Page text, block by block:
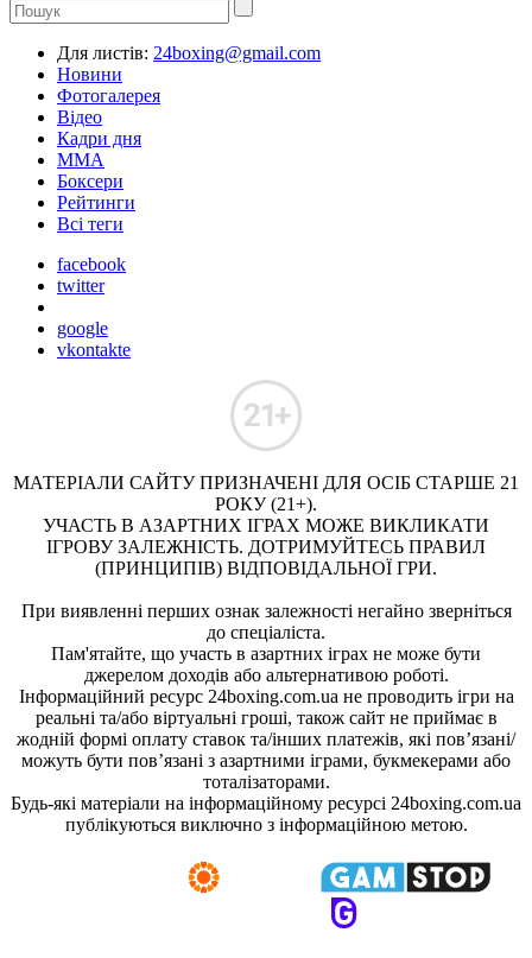
Для листів: 24boxing@gmail.com
Новини
Фотогалерея
Відео
Кадри дня
ММА
Боксери
Рейтинги
Всі теги
facebook
twitter
google
vkontakte
МАТЕРІАЛИ САЙТУ ПРИЗНАЧЕНІ ДЛЯ ОСІБ СТАРШЕ 21
РОКУ (21+).
УЧАСТЬ В АЗАРТНИХ ІГРАХ МОЖЕ ВИКЛИКАТИ
ІГРОВУ ЗАЛЕЖНІСТЬ. ДОТРИМУЙТЕСЬ ПРАВИЛ
(ПРИНЦИПІВ) ВІДПОВІДАЛЬНОЇ ГРИ.
При виявленні перших ознак залежності негайно зверніться
до спеціаліста.
Пам'ятайте, що участь в азартних іграх не може бути
джерелом доходів або альтернативою роботі.
Інформаційний ресурс 24boxing.com.ua не проводить ігри на
реальні та/або віртуальні гроші, також сайт не приймає в
жодній формі оплату ставок та/інших платежів, які пов’язані/
можуть бути пов’язані з азартними іграми, букмекерами або
тоталізаторами.
Будь-які матеріали на інформаційному ресурсі 24boxing.com.ua
публікуються виключно з інформаційною метою.